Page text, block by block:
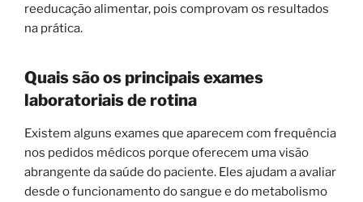
reeducação alimentar, pois comprovam os resultados
na prática.
Quais são os principais exames
laboratoriais de rotina
Existem alguns exames que aparecem com frequência
nos pedidos médicos porque oferecem uma visão
abrangente da saúde do paciente. Eles ajudam a avaliar
desde o funcionamento do sangue e do metabolismo